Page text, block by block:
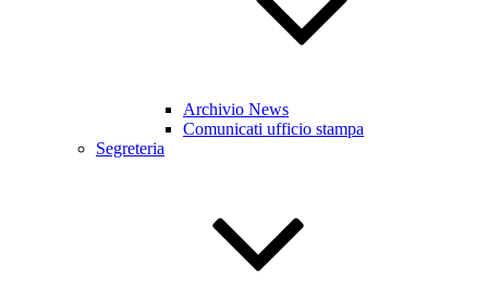
Archivio News
Comunicati ufficio stampa
Segreteria